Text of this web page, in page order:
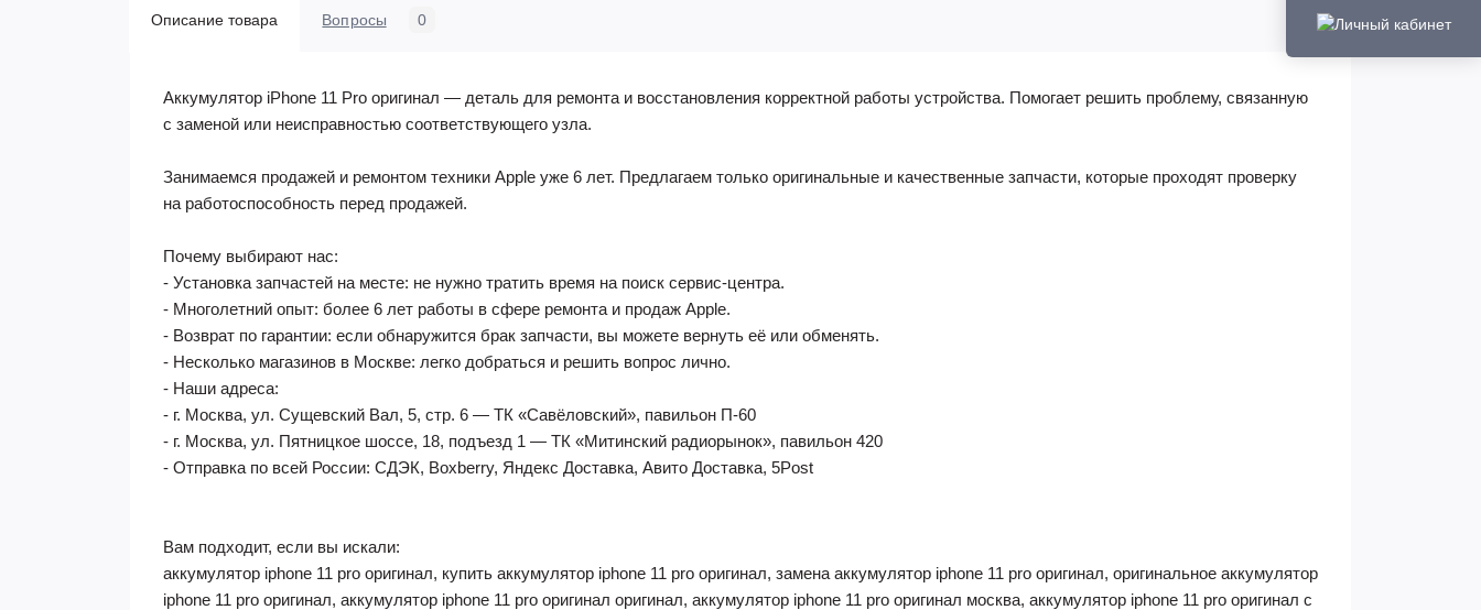
Описание товара Вопросы 0
Аккумулятор iPhone 11 Pro оригинал — деталь для ремонта и восстановления корректной работы устройства. Помогает решить проблему, связанную
с заменой или неисправностью соответствующего узла.
Занимаемся продажей и ремонтом техники Apple уже 6 лет. Предлагаем только оригинальные и качественные запчасти, которые проходят проверку
на работоспособность перед продажей.
Почему выбирают нас:
- Установка запчастей на месте: не нужно тратить время на поиск сервис-центра.
- Многолетний опыт: более 6 лет работы в сфере ремонта и продаж Apple.
- Возврат по гарантии: если обнаружится брак запчасти, вы можете вернуть её или обменять.
- Несколько магазинов в Москве: легко добраться и решить вопрос лично.
- Наши адреса:
- г. Москва, ул. Сущевский Вал, 5, стр. 6 — ТК «Савёловский», павильон П-60
- г. Москва, ул. Пятницкое шоссе, 18, подъезд 1 — ТК «Митинский радиорынок», павильон 420
- Отправка по всей России: СДЭК, Boxberry, Яндекс Доставка, Авито Доставка, 5Post
Вам подходит, если вы искали:
аккумулятор iphone 11 pro оригинал, купить аккумулятор iphone 11 pro оригинал, замена аккумулятор iphone 11 pro оригинал, оригинальное аккумулятор
iphone 11 pro оригинал, аккумулятор iphone 11 pro оригинал оригинал, аккумулятор iphone 11 pro оригинал москва, аккумулятор iphone 11 pro оригинал с